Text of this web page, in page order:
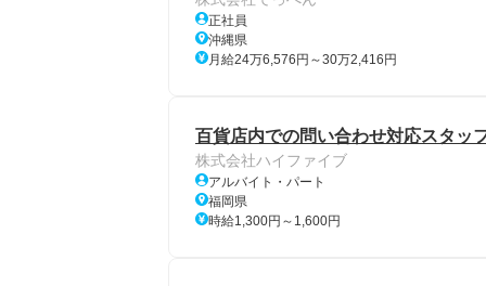
正社員
沖縄県
月給24万6,576円～30万2,416円
百貨店内での問い合わせ対応スタッ
株式会社ハイファイブ
アルバイト・パート
福岡県
時給1,300円～1,600円